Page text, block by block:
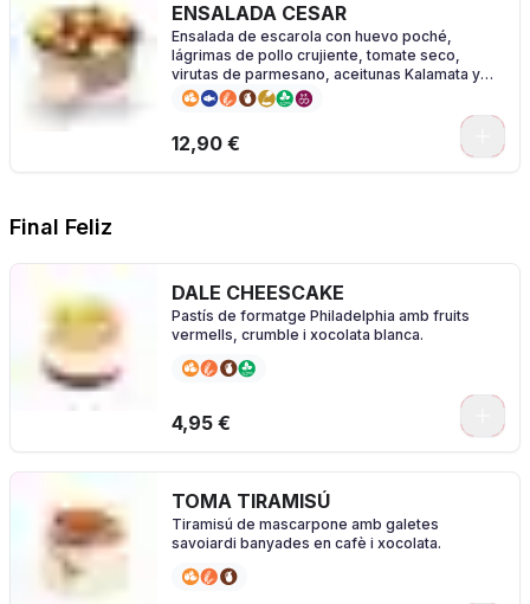
ENSALADA CESAR
Ensalada de escarola con huevo poché,
lágrimas de pollo crujiente, tomate seco,
virutas de parmesano, aceitunas Kalamata y
vinagreta César.
12,90 €
Final Feliz
DALE CHEESCAKE
Pastís de formatge Philadelphia amb fruits
vermells, crumble i xocolata blanca.
4,95 €
TOMA TIRAMISÚ
Tiramisú de mascarpone amb galetes
savoiardi banyades en cafè i xocolata.